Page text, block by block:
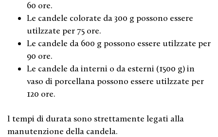
60 ore.
Le candele colorate da 300 g possono essere
utilzzate per 75 ore.
Le candele da 600 g possono essere utilzzate per
90 ore.
Le candele da interni o da esterni (1500 g) in
vaso di porcellanapossono essere utilzzate per
120 ore.
I tempi di durata sono strettamente legati alla
manutenzione della candela.